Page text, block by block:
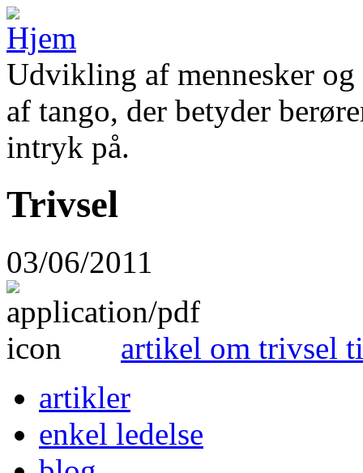
Udvikling af mennesker
af tango, der betyder
intryk på.
Trivsel
03/06/2011
artikel om trivsel
artikler
enkel ledelse